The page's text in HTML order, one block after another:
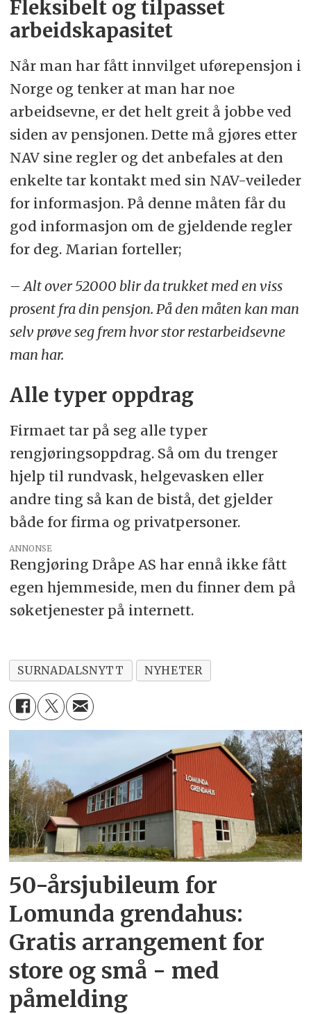
Fleksibelt og tilpasset
arbeidskapasitet
Når man har fått innvilget uførepensjon i
Norge og tenker at man har noe
arbeidsevne, er det helt greit å jobbe ved
siden av pensjonen. Dette må gjøres etter
NAV sine regler og det anbefales at den
enkelte tar kontakt med sin NAV-veileder
for informasjon. På denne måten får du
god informasjon om de gjeldende regler
for deg. Marian forteller;
– Alt over 52000 blir da trukket med en viss
prosent fra din pensjon. På den måten kan man
selv prøve seg frem hvor stor restarbeidsevne
man har.
Alle typer oppdrag
Firmaet tar på seg alle typer
rengjøringsoppdrag. Så om du trenger
hjelp til rundvask, helgevasken eller
andre ting så kan de bistå, det gjelder
både for firma og privatpersoner.
ANNONSE
Rengjøring Dråpe AS har ennå ikke fått
egen hjemmeside, men du finner dem på
søketjenester på internett.
SURNADALSNYTT NYHETER
50-årsjubileum for
Lomunda grendahus:
Gratis arrangement for
store og små - med
påmelding